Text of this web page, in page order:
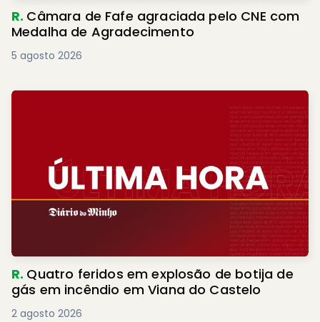
R. Câmara de Fafe agraciada pelo CNE com
Medalha de Agradecimento
5 agosto 2026
R. Quatro feridos em explosão de botija de
gás em incêndio em Viana do Castelo
2 agosto 2026